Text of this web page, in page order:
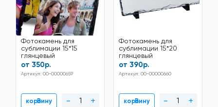
Фотокамень для
сублимации 15*15
глянцевый
от 350р.
Артикул: 00-00000659
В корзину - +
Фотокамень для
сублимации 15*20
глянцевый
от 390р.
Артикул: 00-00000660
В корзину - +